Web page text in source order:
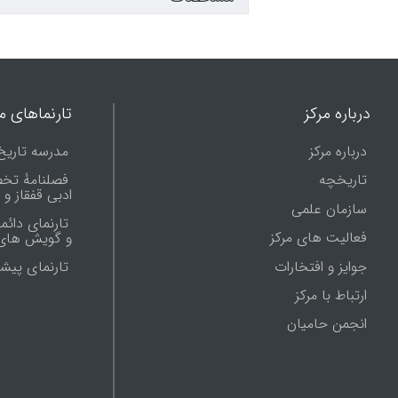
درباره مرکز
درباره مرکز
تاریخچه
سازمان علمی
فعالیت های مرکز
جوایز و افتخارات
ارتباط با مرکز
انجمن حامیان
تارنماهای
مدرسه
فصلنامۀ
ادبی قفقاز
تارنمای
و گویش های
تارنماى